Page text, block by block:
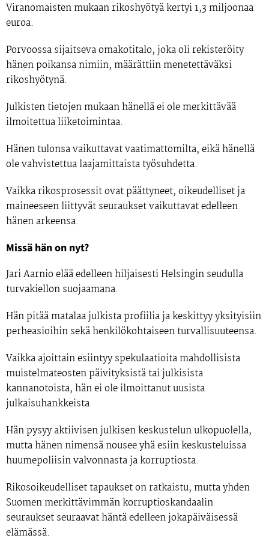
Viranomaisten mukaan rikoshyötyä kertyi 1,3 miljoonaa
euroa.
Porvoossa sijaitseva omakotitalo, joka oli rekisteröity
hänen poikansa nimiin, määrättiin menetettäväksi
rikoshyötynä.
Julkisten tietojen mukaan hänellä ei ole merkittävää
ilmoitettua liiketoimintaa.
Hänen tulonsa vaikuttavat vaatimattomilta, eikä hänellä
ole vahvistettua laajamittaista työsuhdetta.
Vaikka rikosprosessit ovat päättyneet, oikeudelliset ja
maineeseen liittyvät seuraukset vaikuttavat edelleen
hänen arkeensa.
Missä hän on nyt?
Jari Aarnio elää edelleen hiljaisesti Helsingin seudulla
turvakiellon suojaamana.
Hän pitää matalaa julkista profiilia ja keskittyy yksityisiin
perheasioihin sekä henkilökohtaiseen turvallisuuteensa.
Vaikka ajoittain esiintyy spekulaatioita mahdollisista
muistelmateosten päivityksistä tai julkisista
kannanotoista, hän ei ole ilmoittanut uusista
julkaisuhankkeista.
Hän pysyy aktiivisen julkisen keskustelun ulkopuolella,
mutta hänen nimensä nousee yhä esiin keskusteluissa
huumepoliisin valvonnasta ja korruptiosta.
Rikosoikeudelliset tapaukset on ratkaistu, mutta yhden
Suomen merkittävimmän korruptioskandaalin
seuraukset seuraavat häntä edelleen jokapäiväisessä
elämässä.